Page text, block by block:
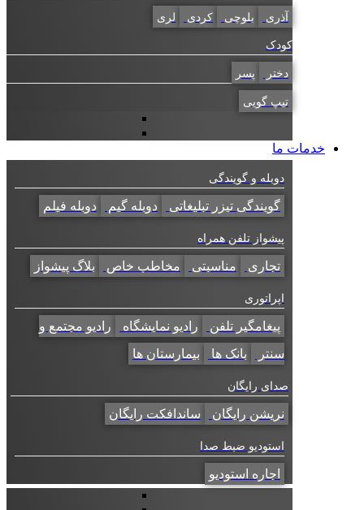
آذری بلوچی کردی لری
کودک
دختر پسر
تیپ گویی
خدمات ما
دوبله و گویندگی
گویندگی تیزر تبلیغاتی دوبله گیم دوبله فیلم
پیشواز تلفن همراه
تجاری مناسبتی مخاطب خاص بلاگ پیشواز
اپراتوری
پیغامگیر تلفن رادیو نمایشگاه
رادیو مجتمع و
سنتر
بانک ها بیمارستان ها
صدای رایگان
نریشن رایگان ساندافکت رایگان
استودیو ضبط صدا
اجاره استودیو